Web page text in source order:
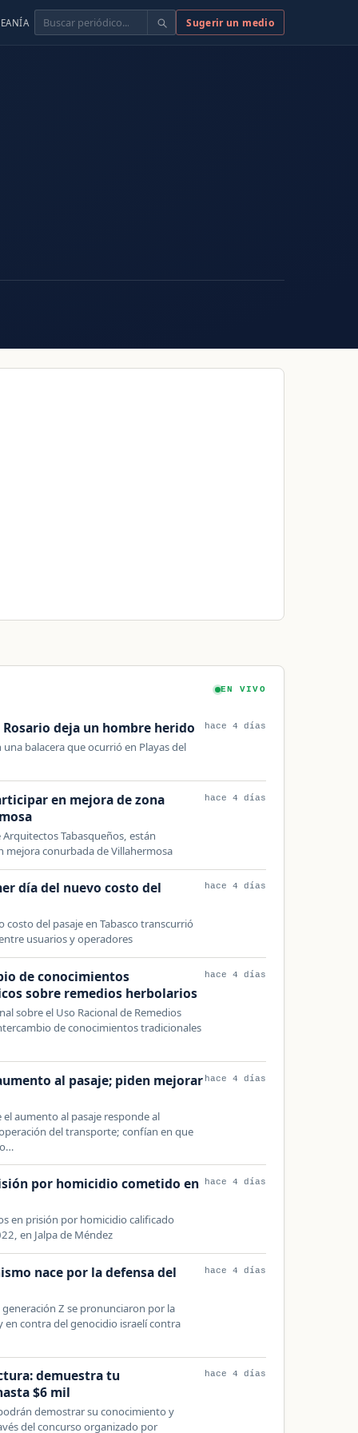
Buscar Sugerir un medio
EN VIVO
Rosario deja un hombre herido
balacera que ocurrió en Playas del
hace 4 días
en mejora de zona
Tabasqueños, están
mejora conurbada de Villahermosa
hace 4 días
día del nuevo costo del
costo del pasaje en Tabasco transcurrió
usuarios y operadores
hace 4 días
de conocimientos
sobre remedios herbolarios
sobre el Uso Racional de Remedios
de conocimientos tradicionales
hace 4 días
al pasaje; piden mejorar
aumento al pasaje responde al
del transporte; confían en que
hace 4 días
por homicidio cometido en
en prisión por homicidio calificado
en Jalpa de Méndez
hace 4 días
nace por la defensa del
Z se pronunciaron por la
en contra del genocidio israelí contra
hace 4 días
demuestra tu
$6 mil
demostrar su conocimiento y
del concurso organizado por
hace 4 días